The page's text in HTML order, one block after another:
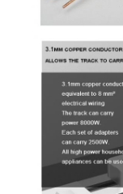
έξοδος
Τρακ Σόκετ
Δυναμική
Επενδυμένη